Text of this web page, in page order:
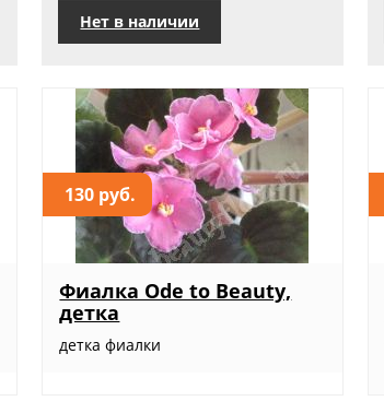
Нет в наличии
130 руб.
Фиалка Ode to Beauty,
детка
детка фиалки